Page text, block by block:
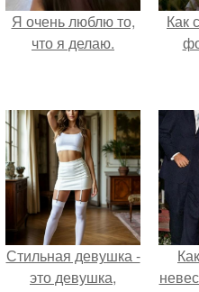
Я очень люблю то,
что я делаю.
Как
Стильная девушка -
это девушка,